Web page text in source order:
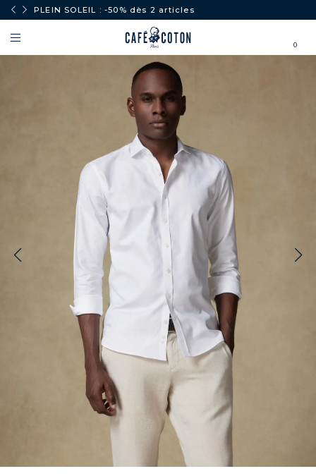
PLEIN SOLEIL : -50% dès 2 articles
0